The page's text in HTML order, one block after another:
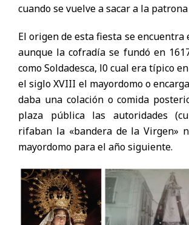
cuando se vuelve a sacar a la
El origen de esta fiesta se encuentra
aunque la cofradía se fundó en
como Soldadesca, l0 cual era típico
el siglo XVIII el mayordomo o
daba una colación o comida
plaza pública las autoridades
rifaban la «bandera de la Virgen»
mayordomo para el año siguiente.